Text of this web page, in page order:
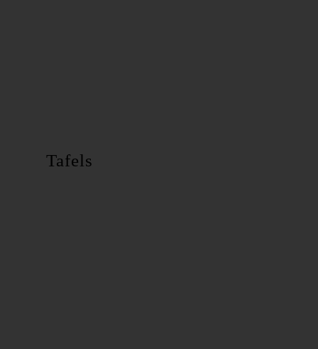
Tafels